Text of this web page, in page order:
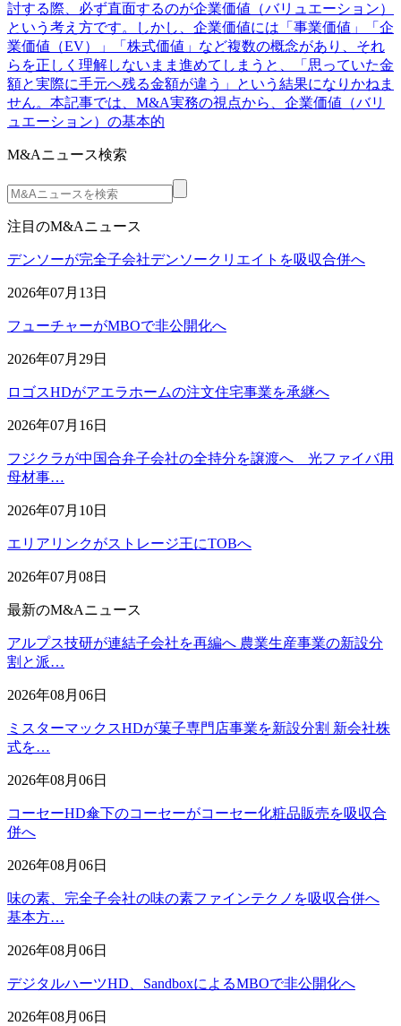
討する際、必ず直面するのが企業価値（バリュエーション）
という考え方です。しかし、企業価値には「事業価値」「企
業価値（EV）」「株式価値」など複数の概念があり、それ
らを正しく理解しないまま進めてしまうと、「思っていた金
額と実際に手元へ残る金額が違う」という結果になりかねま
せん。本記事では、M&A実務の視点から、企業価値（バリ
ュエーション）の基本的
M&Aニュース検索
注目のM&Aニュース
デンソーが完全子会社デンソークリエイトを吸収合併へ
2026年07月13日
フューチャーがMBOで非公開化へ
2026年07月29日
ロゴスHDがアエラホームの注文住宅事業を承継へ
2026年07月16日
フジクラが中国合弁子会社の全持分を譲渡へ 光ファイバ用
母材事…
2026年07月10日
エリアリンクがストレージ王にTOBへ
2026年07月08日
最新のM&Aニュース
アルプス技研が連結子会社を再編へ 農業生産事業の新設分
割と派…
2026年08月06日
ミスターマックスHDが菓子専門店事業を新設分割 新会社株
式を…
2026年08月06日
コーセーHD傘下のコーセーがコーセー化粧品販売を吸収合
併へ
2026年08月06日
味の素、完全子会社の味の素ファインテクノを吸収合併へ
基本方…
2026年08月06日
デジタルハーツHD、SandboxによるMBOで非公開化へ
2026年08月06日